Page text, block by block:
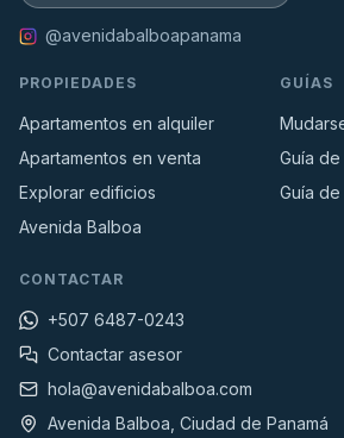
@avenidabalboapanama
PROPIEDADES
Apartamentos en alquiler
Apartamentos en venta
Explorar edificios
Avenida Balboa
GUÍAS
Guía
Guía
CONTACTAR
+507 6487-0243
Contactar asesor
hola@avenidabalboa.com
Avenida Balboa, Ciudad de Panamá